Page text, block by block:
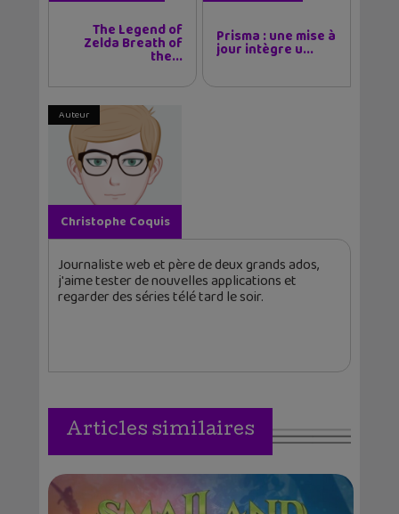
The Legend of
Zelda Breath of
the...
Prisma : une mise à
jour intègre u...
Auteur
Christophe Coquis
Journaliste web et père de deux grands ados,
j'aime tester de nouvelles applications et
regarder des séries télé tard le soir.
Articles similaires